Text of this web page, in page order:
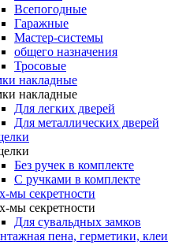
Всепогодные
Гаражные
Мастер-системы
общего назначения
Тросовые
накладные
накладные
Для легких дверей
Для металлических дверей
Без ручек в комплекте
С ручками в комплекте
мы секретности
мы секретности
Для сувальдных замков
пена, герметики, клеи